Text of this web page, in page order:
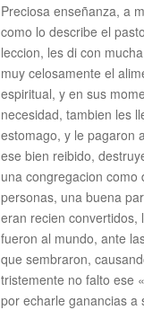
Preciosa enseñanza, a
como lo describe el
leccion, les di con
muy celosamente el
espiritual, y en sus
necesidad, tambien les
estomago, y le pagaron
ese bien reibido,
una congregacion como
personas, una buena
eran recien convertidos,
fueron al mundo, ante
que sembraron,
tristemente no falto ese
por echarle ganancias a